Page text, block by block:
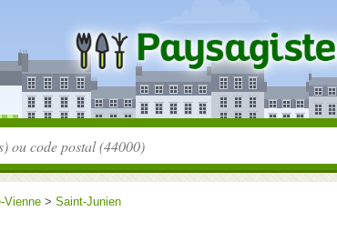
Vienne > Saint-Junien